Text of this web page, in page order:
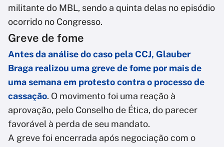
militante do MBL, sendo a quinta delas no episódio
ocorrido no Congresso.
Greve de fome
Antes da análise do caso pela CCJ, Glauber
Braga realizou uma greve de fome por mais de
uma semana em protesto contra o processo de
cassação. O movimento foi uma reação à
aprovação, pelo Conselho de Ética, do parecer
favorável à perda de seu mandato.
A greve foi encerrada após negociação com o